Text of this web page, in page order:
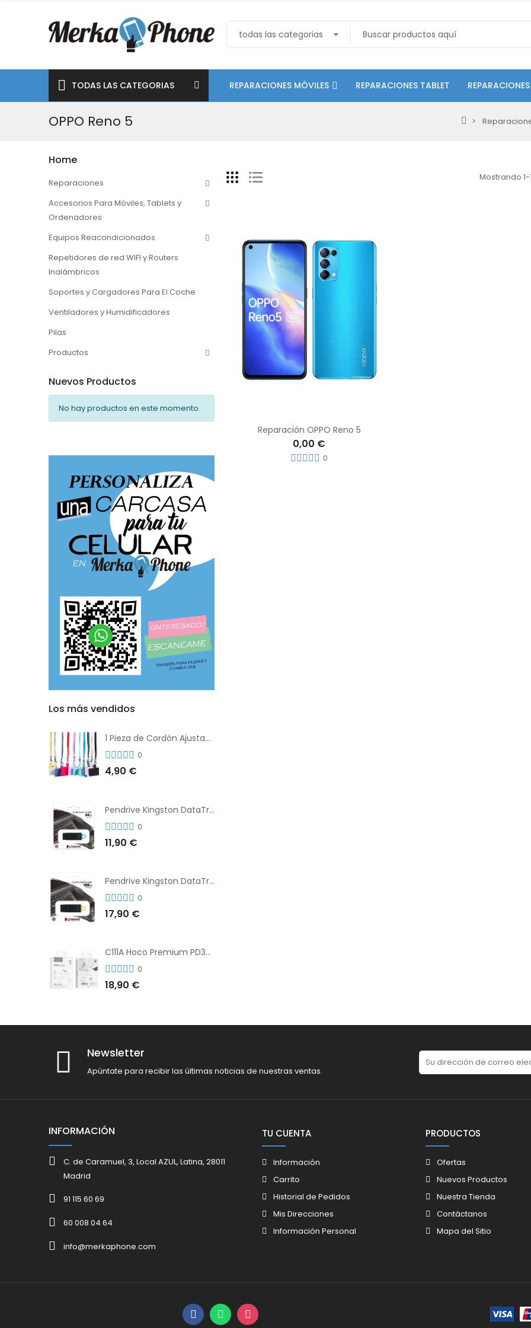
TODAS LAS CATEGORIAS REPARACIONES MÓVILES REPARACIONES TABLET
OPPO Reno 5
Home
Reparaciones
Accesorios Para Móviles, Tablets y
Ordenadores
Equipos Reacondicionados
Repetidores de red WIFI y Routers
Inalámbricos
Soportes y Cargadores Para El Coche
Ventiladores y Humidificadores
Pilas
Productos
Nuevos Productos
No hay productos en este momento.
Los más vendidos
1 Pieza de Cordón Ajustable Universal Para el Teléfono Con Clip Antipérdida
0
4,90 €
Pendrive Kingston DataTraveler® Exodia™ 64GB 3.2'
0
11,90 €
Pendrive Kingston DataTraveler® Exodia™ 128GB 3.2´
0
17,90 €
C111A Hoco Premium PD30W Adaptador de Carga Rápida Puerto Dual USB+Tipo C + Cable
0
18,90 €
Mostrando
Reparación OPPO Reno 5
0,00 €
0
Newsletter
Apúntate para recibir las últimas noticias de nuestras ventas.
INFORMACIÓN
C. de Caramuel, 3, Local AZUL, Latina, 28011
Madrid
91 115 60 69
60 008 04 64
info@merkaphone.com
TU CUENTA
Información
Carrito
Historial de Pedidos
Mis Direcciones
Información Personal
PRODUCTOS
Ofertas
Nuevos Productos
Nuestra Tienda
Contáctanos
Mapa del Sitio